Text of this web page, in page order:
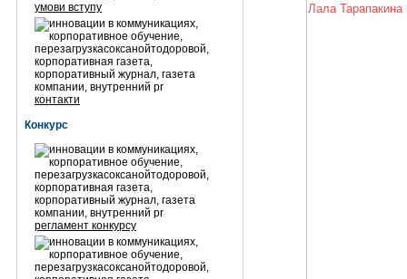
умови вступу
контакти
Конкурс
регламент конкурсу